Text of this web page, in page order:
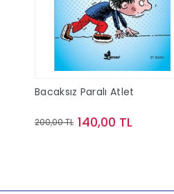
Bacaksız Paralı Atlet
200,00 TL 140,00 TL